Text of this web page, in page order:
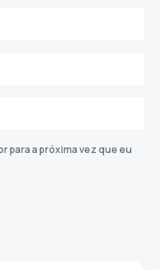
para a próxima vez que eu